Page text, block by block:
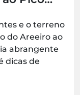
e o terreno
do Areeiro ao
abrangente
dicas de